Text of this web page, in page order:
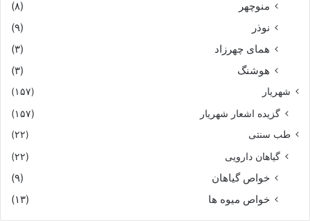
منوچهر
(۸)
نوذر
(۹)
هماى چهرزاد
(۳)
هوشنگ
(۳)
شهریار (۱۵۷)
گزیده اشعار شهریار (۱۵۷)
طب سنتی (۲۲)
گیاهان دارویی (۲۲)
خواص گیاهان
(۹)
خواص میوه ها
(۱۳)